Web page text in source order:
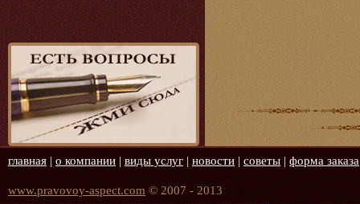
главная | о компании | виды услуг | новости | советы | форма заказа
www.pravovoy-aspect.com © 2007 - 2013